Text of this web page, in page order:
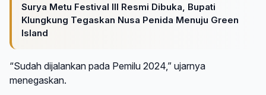
Surya Metu Festival III Resmi Dibuka, Bupati
Klungkung Tegaskan Nusa Penida Menuju Green
Island
“Sudah dijalankan pada Pemilu 2024,” ujarnya
menegaskan.